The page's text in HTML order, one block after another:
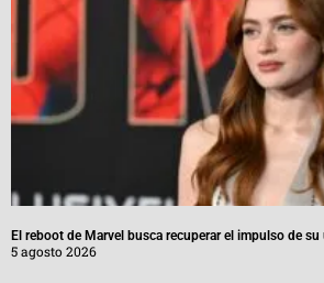
El reboot de Marvel busca recuperar el impulso de
5 agosto 2026